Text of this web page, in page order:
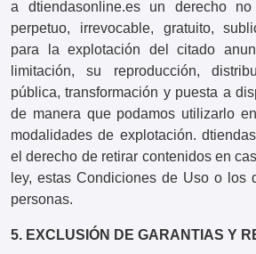
a dtiendasonline.es un derecho no
perpetuo, irrevocable, gratuito,
para la explotación del citado
limitación, su reproducción,
pública, transformación y puesta a
de manera que podamos utilizarlo
modalidades de explotación.
el derecho de retirar contenidos en
ley, estas Condiciones de Uso o los
personas.
5. EXCLUSIÓN DE GARANTIAS Y